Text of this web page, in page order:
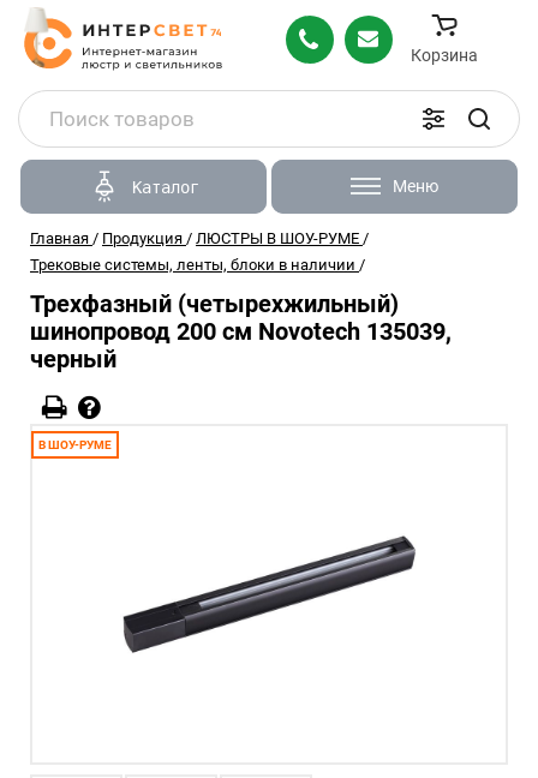
Корзина
Каталог Меню
Главная / Продукция / ЛЮСТРЫ В ШОУ-РУМЕ /
Трековые системы, ленты, блоки в наличии /
Трехфазный (четырехжильный)
шинопровод 200 см Novotech 135039,
черный
В ШОУ-РУМЕ